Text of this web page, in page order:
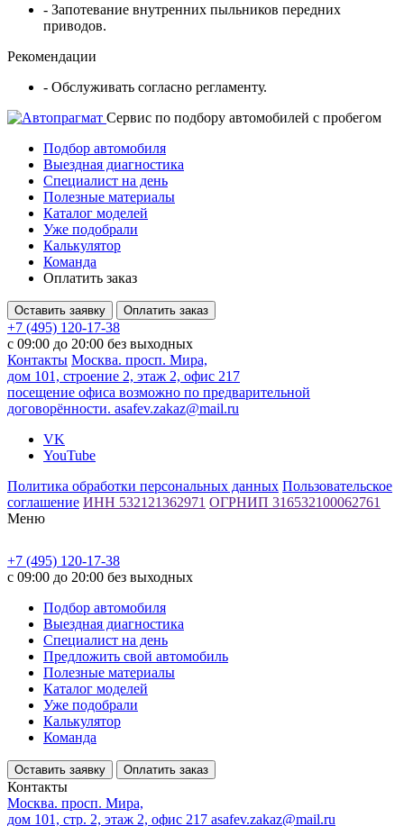
- Запотевание внутренних пыльников передних
приводов.
Рекомендации
- Обслуживать согласно регламенту.
Cервис по подбору автомобилей с пробегом
Подбор автомобиля
Выездная диагностика
Специалист на день
Полезные материалы
Каталог моделей
Уже подобрали
Калькулятор
Команда
Оплатить заказ
Оставить заявку Оплатить заказ
+7 (495) 120-17-38
с 09:00 до 20:00 без выходных
Контакты Москва. просп. Мира,
дом 101, строение 2, этаж 2, офис 217
посещение офиса возможно по предварительной
договорённости. asafev.zakaz@mail.ru
VK
YouTube
Политика обработки персональных данных Пользовательское
соглашение ИНН 532121362971 ОГРНИП 316532100062761
Меню
+7 (495) 120-17-38
с 09:00 до 20:00 без выходных
Подбор автомобиля
Выездная диагностика
Специалист на день
Предложить свой автомобиль
Полезные материалы
Каталог моделей
Уже подобрали
Калькулятор
Команда
Оставить заявку Оплатить заказ
Контакты
Москва. просп. Мира,
дом 101, стр. 2, этаж 2, офис 217 asafev.zakaz@mail.ru